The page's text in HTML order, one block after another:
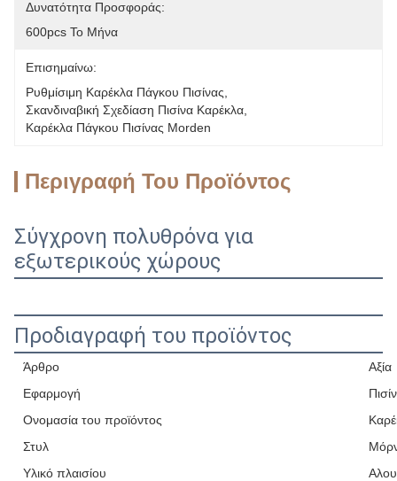
Δυνατότητα Προσφοράς:
600pcs Το Μήνα
Επισημαίνω:
Ρυθμίσιμη Καρέκλα Πάγκου Πισίνας
Σκανδιναβική Σχεδίαση Πισίνα Καρέκλα
Καρέκλα Πάγκου Πισίνας Morden
Περιγραφή Του Προϊόντος
Σύγχρονη πολυθρόνα για
εξωτερικούς χώρους
Προδιαγραφή του προϊόντος
Άρθρο
Αξία
Εφαρμογή
Ονομασία του προϊόντος
Στυλ
Υλικό πλαισίου